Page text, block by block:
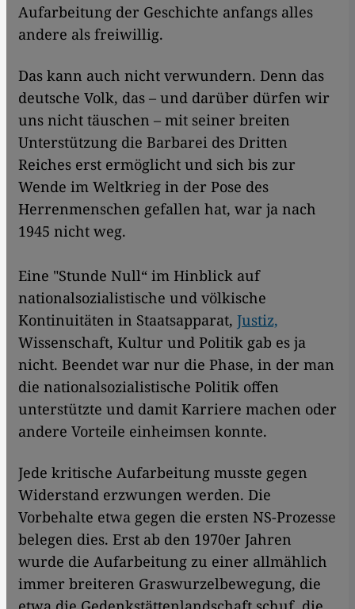
Aufarbeitung der Geschichte anfangs alles
andere als freiwillig.
Das kann auch nicht verwundern. Denn das
deutsche Volk, das – und darüber dürfen wir
uns nicht täuschen – mit seiner breiten
Unterstützung die Barbarei des Dritten
Reiches erst ermöglicht und sich bis zur
Wende im Weltkrieg in der Pose des
Herrenmenschen gefallen hat, war ja nach
1945 nicht weg.
Eine "Stunde Null“ im Hinblick auf
nationalsozialistische und völkische
Kontinuitäten in Staatsapparat, Justiz,
Wissenschaft, Kultur und Politik gab es ja
nicht. Beendet war nur die Phase, in der man
die nationalsozialistische Politik offen
unterstützte und damit Karriere machen oder
andere Vorteile einheimsen konnte.
Jede kritische Aufarbeitung musste gegen
Widerstand erzwungen werden. Die
Vorbehalte etwa gegen die ersten NS-Prozesse
belegen dies. Erst ab den 1970er Jahren
wurde die Aufarbeitung zu einer allmählich
immer breiteren Graswurzelbewegung, die